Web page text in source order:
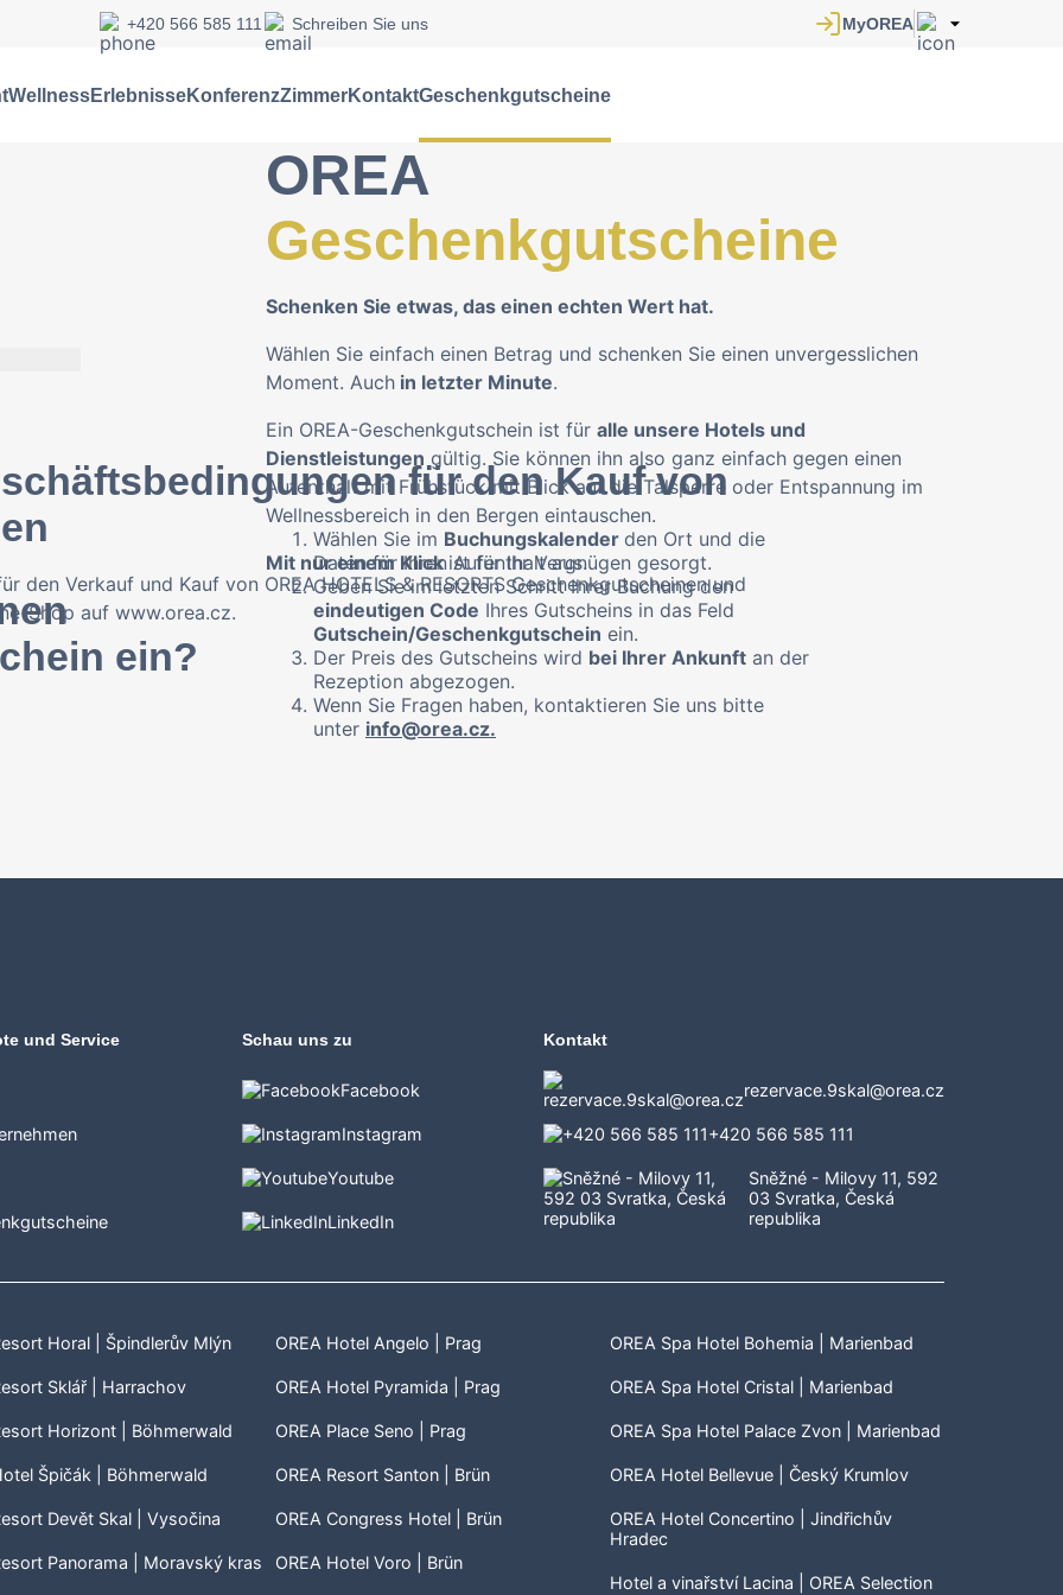
+420 566 585 111 Schreiben Sie uns
WellnessErlebnisseKonferenzZimmerKontaktGeschenkgutscheine
OREA
Geschenkgutscheine
Schenken Sie etwas, das einen echten Wert hat.
Wählen Sie einfach einen Betrag und schenken Sie einen unvergesslichen
Moment. Auch in letzter Minute.
Ein OREA-Geschenkgutschein ist für alle unsere Hotels und
Dienstleistungen gültig. Sie können ihn also ganz einfach gegen einen
Aufenthalt mit Frühstück mit Blick auf die Talsperre oder Entspannung im
Wellnessbereich in den Bergen eintauschen.
Mit nur einem Klickist für Ihr Vergnügen gesorgt.
für den Kauf von
den Verkauf und Kauf von OREA HOTELS & RESORTS Geschenkgutscheinen und
Shop auf www.orea.cz.
ein?
Wählen Sie im Buchungskalender den Ort und die
Daten für Ihren Aufenthalt aus.
Geben Sie im letzten Schritt Ihrer Buchung den
eindeutigen Code Ihres Gutscheins in das Feld
Gutschein/Geschenkgutschein ein.
Der Preis des Gutscheins wird bei Ihrer Ankunft an der
Rezeption abgezogen.
Wenn Sie Fragen haben, kontaktieren Sie uns bitte
unter info@orea.cz.
und Service Schau uns zu
Facebook
Instagram
Youtube
LinkedIn
Kontakt
rezervace.9skal@orea.cz
+420 566 585 111
Sněžné - Milovy 11, 592
03 Svratka, Česká
republika
Horal | Špindlerův Mlýn
Sklář | Harrachov
Horizont | Böhmerwald
Špičák | Böhmerwald
Devět Skal | Vysočina
Panorama | Moravský kras
OREA Hotel Angelo | Prag
OREA Hotel Pyramida | Prag
OREA Place Seno | Prag
OREA Resort Santon | Brün
OREA Congress Hotel | Brün
OREA Hotel Voro | Brün
OREA Spa Hotel Bohemia | Marienbad
OREA Spa Hotel Cristal | Marienbad
OREA Spa Hotel Palace Zvon | Marienbad
OREA Hotel Bellevue | Český Krumlov
OREA Hotel Concertino | Jindřichův
Hradec
Hotel a vinařství Lacina | OREA Selection